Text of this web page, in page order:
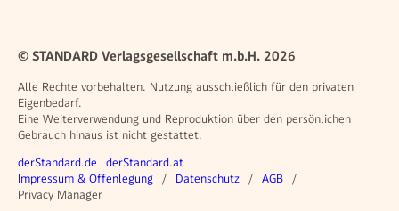
© STANDARD Verlagsgesellschaft m.b.H. 2026
Alle Rechte vorbehalten. Nutzung ausschließlich für den privaten
Eigenbedarf.
Eine Weiterverwendung und Reproduktion über den persönlichen
Gebrauch hinaus ist nicht gestattet.
Weitere Angebote
derStandard.de derStandard.at
Rechtliches
Impressum & Offenlegung Datenschutz
AGB
Privacy Manager